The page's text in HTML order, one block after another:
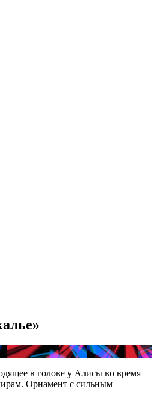
в голове у Алисы во время
Орнамент с сильным